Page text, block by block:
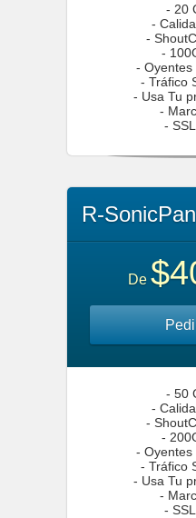
- 20
-
-
-
- Oyentes
- Tráfico
- Usa Tu
-
-
R-
De
- 50
-
-
-
- Oyentes
- Tráfico
- Usa Tu
-
-